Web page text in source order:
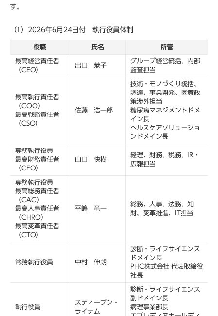
す。
（1）2026年6月24日付 執行役員体制
役職 氏名 所管
最高経営責任者
（CEO）
出口 恭子
グループ経営統括、内部
監査担当
最高執行責任者
（COO）
最高戦略責任者
（CSO）
佐藤 浩一郎
技術・モノづくり統括、
調達、事業開発、医療政
策渉外担当
糖尿病マネジメントドメ
イン長
ヘルスケアソリューショ
ンドメイン長
専務執行役員
最高財務責任者
（CFO）
山口 快樹
経理、財務、税務、IR・
広報担当
専務執行役員
最高総務責任者
（CAO）
最高人事責任者
（CHRO）
最高変革責任者
（CTO）
平嶋 竜一
総務、人事、法務、知
財、変革推進、IT担当
常務執行役員 中村 伸朗
診断・ライフサイエンス
ドメイン長
PHC株式会社 代表取締役
社長
執行役員
スティーブン・
ライナム
診断・ライフサイエンス
副ドメイン長
病理事業部長